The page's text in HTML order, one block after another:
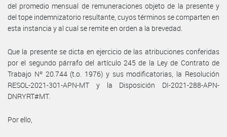
del promedio mensual de remuneraciones objeto de la presente y
del tope indemnizatorio resultante, cuyos términos se comparten en
esta instancia y al cual se remite en orden a la brevedad.
Que la presente se dicta en ejercicio de las atribuciones conferidas
por el segundo párrafo del artículo 245 de la Ley de Contrato de
Trabajo Nº 20.744 (t.o. 1976) y sus modificatorias, la Resolución
RESOL-2021-301-APN-MT y la Disposición DI-2021-288-APN-
DNRYRT#MT.
Por ello,